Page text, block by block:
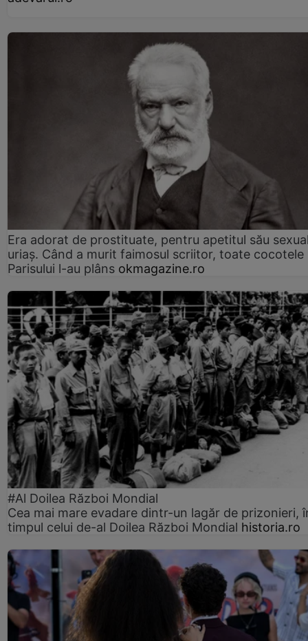
Era adorat de prostituate, pentru apetitul său
uriaș. Când a murit faimosul scriitor, toate cocotele
Parisului l-au plâns okmagazine.ro
#Al Doilea Război Mondial
Cea mai mare evadare dintr-un lagăr de prizonieri,
timpul celui de-al Doilea Război Mondial historia.ro